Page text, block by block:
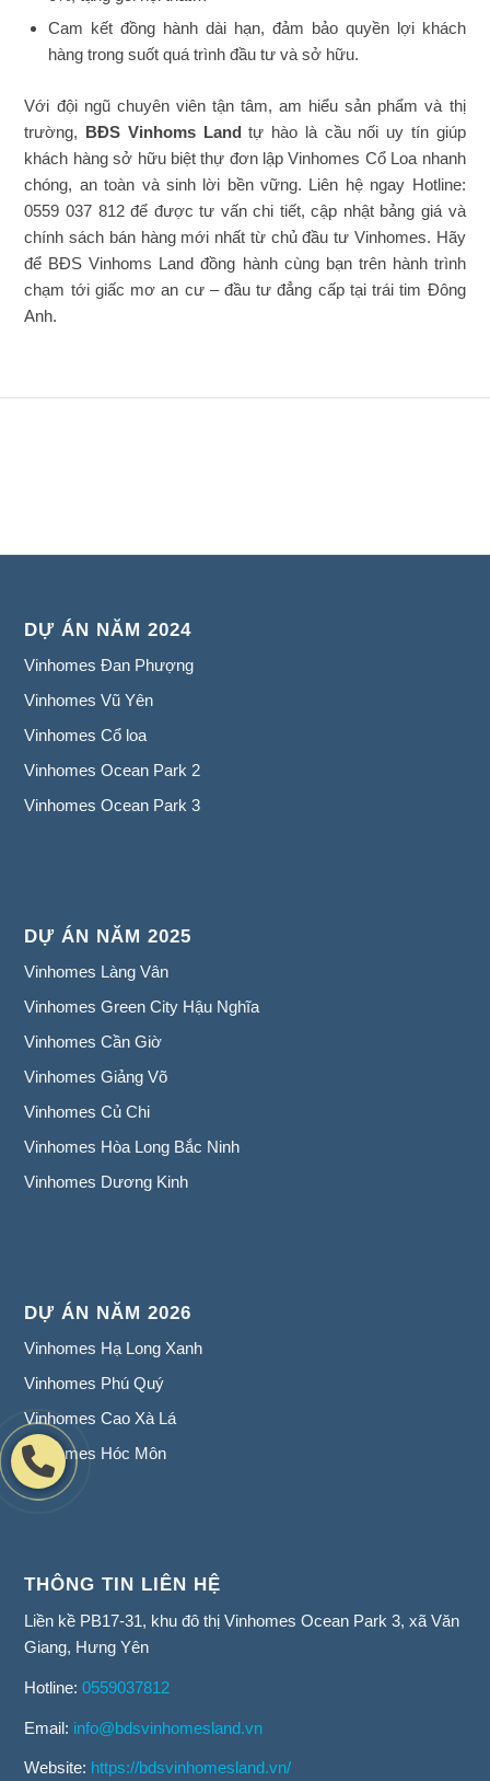
Cam kết đồng hành dài hạn, đảm bảo quyền lợi khách
hàng trong suốt quá trình đầu tư và sở hữu.
Với đội ngũ chuyên viên tận tâm, am hiểu sản phẩm và thị
trường, BĐS Vinhoms Land tự hào là cầu nối uy tín giúp
khách hàng sở hữu biệt thự đơn lập Vinhomes Cổ Loa nhanh
chóng, an toàn và sinh lời bền vững. Liên hệ ngay Hotline:
0559 037 812 để được tư vấn chi tiết, cập nhật bảng giá và
chính sách bán hàng mới nhất từ chủ đầu tư Vinhomes. Hãy
để BĐS Vinhoms Land đồng hành cùng bạn trên hành trình
chạm tới giấc mơ an cư – đầu tư đẳng cấp tại trái tim Đông
Anh.
DỰ ÁN NĂM 2024
Vinhomes Đan Phượng
Vinhomes Vũ Yên
Vinhomes Cổ loa
Vinhomes Ocean Park 2
Vinhomes Ocean Park 3
DỰ ÁN NĂM 2025
Vinhomes Làng Vân
Vinhomes Green City Hậu Nghĩa
Vinhomes Cần Giờ
Vinhomes Giảng Võ
Vinhomes Củ Chi
Vinhomes Hòa Long Bắc Ninh
Vinhomes Dương Kinh
DỰ ÁN NĂM 2026
Vinhomes Hạ Long Xanh
Vinhomes Phú Quý
Vinhomes Cao Xà Lá
Vinhomes Hóc Môn
THÔNG TIN LIÊN HỆ
Liền kề PB17-31, khu đô thị Vinhomes Ocean Park 3, xã Văn
Giang, Hưng Yên
Hotline:0559037812
Email: info@bdsvinhomesland.vn
Website: https://bdsvinhomesland.vn/